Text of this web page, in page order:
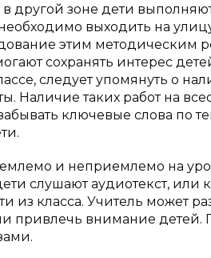
другой зоне дети
выходить на
этим методическим
сохранять интерес
следует упомянуть о
Наличие таких работ на
ключевые слова по
и неприемлемо на
слушают аудиотекст, или
из класса. Учитель может
привлечь внимание детей.